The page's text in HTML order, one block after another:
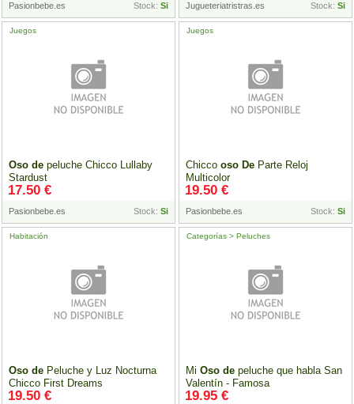
Pasionbebe.es Stock: Si Jugueteriatristras.es Stock: Si
Oso de peluche Chicco Lullaby
Stardust
Juegos
Pasionbebe.es Stock: Si
17.50 €
Chicco oso De Parte Reloj
Multicolor
Juegos
Pasionbebe.es Stock: Si
19.50 €
Oso de Peluche y Luz Nocturna
Chicco First Dreams
Habitación
19.50 €
Mi Oso de peluche que habla San
Valentín - Famosa
Categorías > Peluches
19.95 €